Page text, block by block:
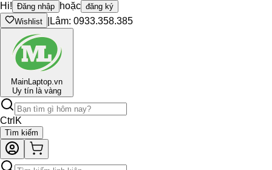
Hi! Đăng nhập hoặc đăng ký
Wishlist
Lâm: 0933.358.385
MainLaptop.vn
Uy tín là vàng
Ctrl K
Tìm kiếm